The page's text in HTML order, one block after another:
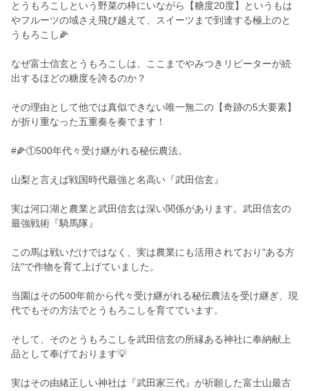
とうもろこしという野菜の枠にいながら【糖度20度】というもは
やフルーツの域さえ飛び越えて、スイーツまで到達する極上のと
うもろこし🌽
なぜ富士信玄とうもろこしは、ここまでやみつきリピーターが続
出するほどの糖度を誇るのか？
その理由として他では真似できない唯一無二の【奇跡の5大要素】
が折り重なった五重奏を奏でます！
#🌽①500年代々受け継がれる秘伝農法。
山梨と言えば戦国時代最強と名高い『武田信玄』
実は河口湖と農業と武田信玄は深い関係があります。武田信玄の
最強戦術『騎馬隊』
この馬は戦いだけではなく、実は農業にも活用されており"ある方
法"で作物を育て上げていました。
当園はその500年前から代々受け継がれる秘伝農法を受け継ぎ、現
代でもその方法でとうもろこしを育てています。
そして、そのとうもろこしを武田信玄の所縁ある神社に奉納献上
品として奉げております💡
実はその由緒正しい神社は『武田家三代』が祈願した富士山最古